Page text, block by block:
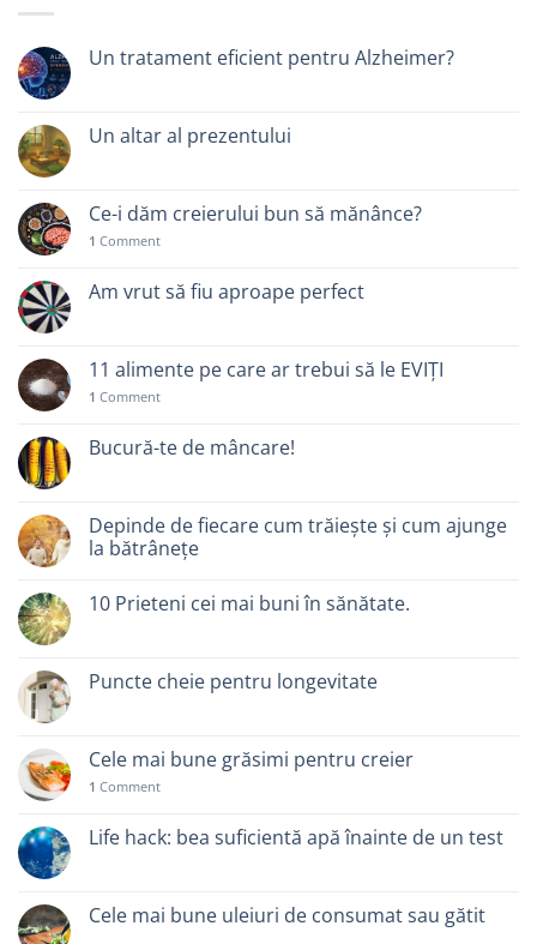
Un tratament eficient pentru Alzheimer?
Un altar al prezentului
Ce-i dăm creierului bun să mănânce?
1 Comment
Am vrut să fiu aproape perfect
11 alimente pe care ar trebui să le EVIȚI
1 Comment
Bucură-te de mâncare!
Depinde de fiecare cum trăiește și cum ajunge
la bătrânețe
10 Prieteni cei mai buni în sănătate.
Puncte cheie pentru longevitate
Cele mai bune grăsimi pentru creier
1 Comment
Life hack: bea suficientă apă înainte de un test
Cele mai bune uleiuri de consumat sau gătit